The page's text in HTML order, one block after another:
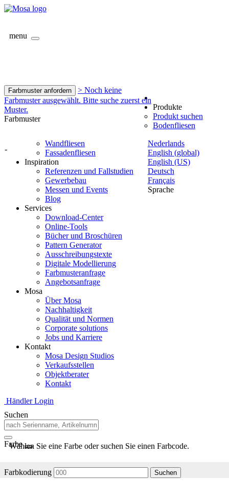
menu
Farbmuster anfordern
> Noch keine
Farbmuster ausgewählt. Bitte suche zuerst ein
Muster.
Farbmuster
-
Nederlands
English (global)
English (US)
Deutsch
Français
Sprache
Produkte
Produkt suchen
Bodenfliesen
Wandfliesen
Fassadenfliesen
Inspiration
Referenzen und Fallstudien
Gewerbebau
Messen und Events
Blog
Services
Download-Center
Online-Tools
Bücher und Broschüren
Pattern Generator
Ausschreibungstexte
Digitale Modellierung
Farbmusteranfrage
Angebotsanfrage
Mosa
Über Mosa
Nachhaltigkeit
Qualität und Normen
Corporate solutions
Jobs und Karriere
Kontakt
Mosa Design Studios
Verkaufsstellen
Objektberater
Kontakt
Händler Login
Suchen
Farbe
Wählen Sie eine Farbe oder suchen Sie einen Farbcode.
Farbkodierung Suchen